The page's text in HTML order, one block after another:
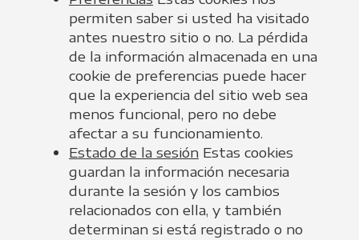
permiten saber si usted ha visitado
antes nuestro sitio o no. La pérdida
de la información almacenada en una
cookie de preferencias puede hacer
que la experiencia del sitio web sea
menos funcional, pero no debe
afectar a su funcionamiento.
Estado de la sesión Estas cookies
guardan la información necesaria
durante la sesión y los cambios
relacionados con ella, y también
determinan si está registrado o no